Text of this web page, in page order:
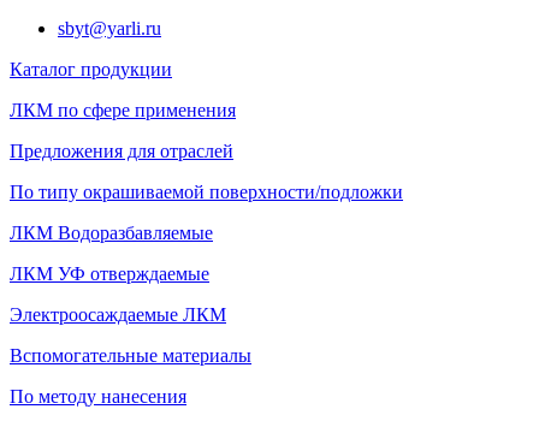
sbyt@yarli.ru
Каталог продукции
ЛКМ по сфере применения
Предложения для отраслей
По типу окрашиваемой поверхности/подложки
ЛКМ Водоразбавляемые
ЛКМ УФ отверждаемые
Электроосаждаемые ЛКМ
Вспомогательные материалы
По методу нанесения